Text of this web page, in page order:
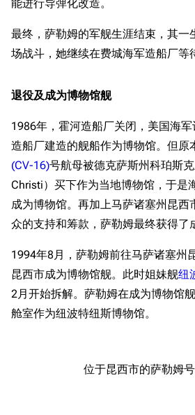
能进行导弹化改造。
最终，萨勒姆的军舰生涯结束，其一
场战斗，她继续在费城海军造船厂等
退役及成为博物馆舰
1986年，霍河造船厂关闭，美国海
造船厂建造的舰船作为博物馆。但原
(CV-16)号航母被德克萨斯州科珀斯
Christi）买下作为当地博物馆，于是
成为博物馆。再加上马萨诸塞州昆西
众的支持和筹款，萨勒姆最终获得了
1994年8月，萨勒姆前往马萨诸塞州
昆西市成为博物馆舰。此时姐妹舰纽
2月开始拆解。萨勒姆在成为博物馆
舱室作为纽波特纽斯博物馆。
位于昆西市的萨勒姆